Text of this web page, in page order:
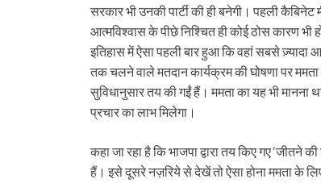
सरकार भी उनकी पार्टी की ही बनेगी। पहली कैबिनेट
आत्मविश्वास के पीछे निश्चित ही कोई ठोस कारण भी
इतिहास में ऐसा पहली बार हुआ कि वहां सबसे ज़्यादा
तक चलने वाले मतदान कार्यक्रम की घोषणा पर ममता
सुविधानुसार तय की गईं हैं। ममता का यह भी
प्रचार का लाभ मिलेगा।
कहा जा रहा है कि भाजपा द्वारा तय किए गए
हैं। इसे दूसरे नज़रिये से देखें तो ऐसा होना ममता के